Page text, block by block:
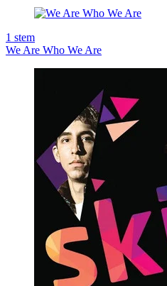
1 stem
We Are Who We Are